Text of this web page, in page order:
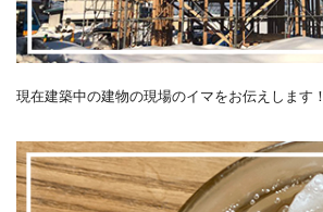
現在建築中の建物の現場のイマをお伝えします！